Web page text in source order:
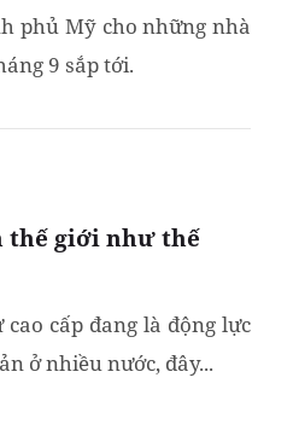
phủ Mỹ cho những nhà
9 sắp tới.
thế giới như thế
cấp đang là động lực
ở nhiều nước, đây...